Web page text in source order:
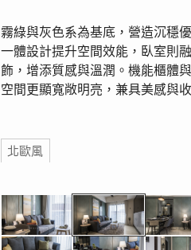
霧綠與灰色系為基底，營造沉穩
一體設計提升空間效能，臥室則
飾，增添質感與溫潤。機能櫃體
空間更顯寬敞明亮，兼具美感與
標籤
北歐風